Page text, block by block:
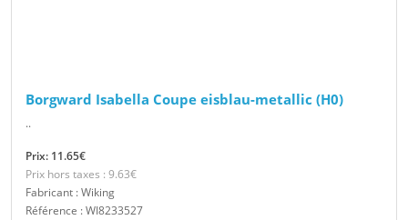
Borgward Isabella Coupe eisblau-metallic (H0)
..
Prix: 11.65€
Prix hors taxes : 9.63€
Fabricant : Wiking
Référence : WI8233527